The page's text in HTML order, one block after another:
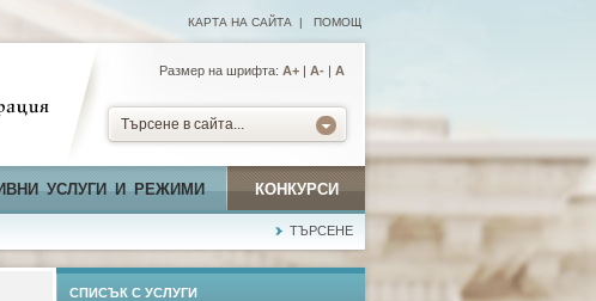
КАРТА НА САЙТА | ПОМОЩ
Размер на шрифта: А+ | A- | A
Търсене в сайта...
УСЛУГИ И РЕЖИМИ КОНКУРСИ
ТЪРСЕНЕ
СПИСЪК С УСЛУГИ